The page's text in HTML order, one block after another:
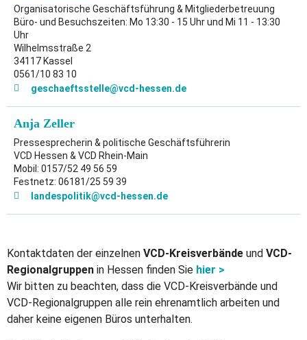
Organisatorische Geschäftsführung & Mitgliederbetreuung
Büro- und Besuchszeiten: Mo 13:30 - 15 Uhr und Mi 11 - 13:30
Uhr
Wilhelmsstraße 2
34117 Kassel
0561/10 83 10
geschaeftsstelle@vcd-hessen.de
Anja Zeller
Pressesprecherin & politische Geschäftsführerin
VCD Hessen & VCD Rhein-Main
Mobil: 0157/52 49 56 59
Festnetz: 06181/25 59 39
landespolitik@vcd-hessen.de
Kontaktdaten der einzelnen VCD-Kreisverbände und VCD-
Regionalgruppen in Hessen finden Sie hier >
Wir bitten zu beachten, dass die VCD-Kreisverbände und
VCD-Regionalgruppen alle rein ehrenamtlich arbeiten und
daher keine eigenen Büros unterhalten.